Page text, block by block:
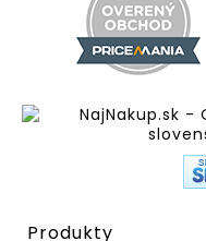
Produkty